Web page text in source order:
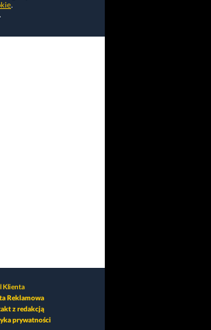
.
.
Klienta
Reklamowa
z redakcją
prywatności